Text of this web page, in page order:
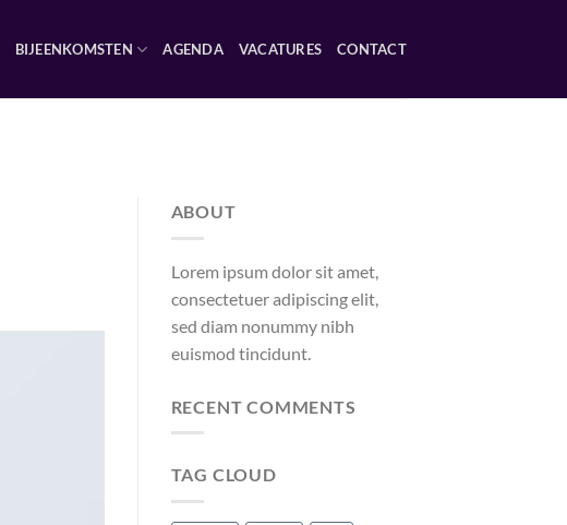
BIJEENKOMSTEN AGENDA VACATURES CONTACT
ABOUT
Lorem ipsum dolor sit amet,
consectetuer adipiscing elit,
sed diam nonummy nibh
euismod tincidunt.
RECENT COMMENTS
TAG CLOUD